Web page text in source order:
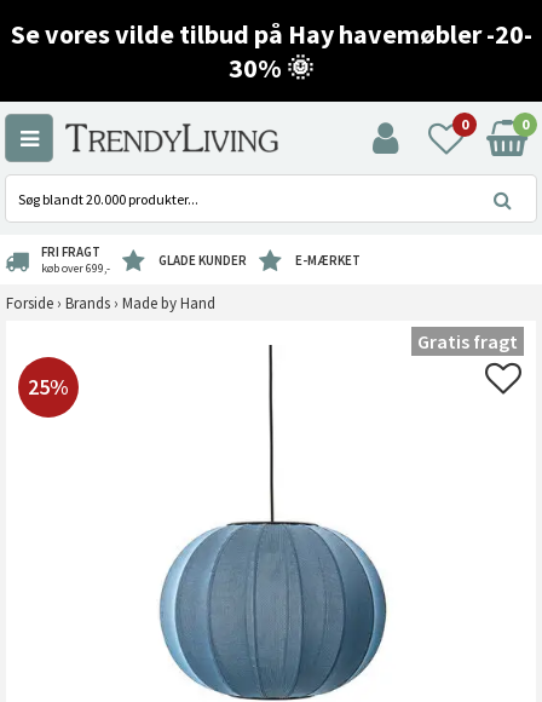
Se vores vilde tilbud på Hay havemøbler -20-
30% 🌞
0 0
FRI FRAGT
køb over 699,- GLADE KUNDER E-MÆRKET
Forside › Brands › Made by Hand
25%
Gratis fragt